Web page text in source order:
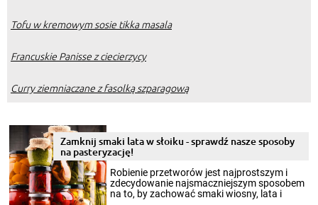
Tofu w kremowym sosie tikka masala
Francuskie Panisse z ciecierzycy
Curry ziemniaczane z fasolką szparagową
Zamknij smaki lata w słoiku - sprawdź nasze sposoby
na pasteryzację!
Robienie przetworów jest najprostszym i
zdecydowanie najsmaczniejszym sposobem
na to, by zachować smaki wiosny, lata i